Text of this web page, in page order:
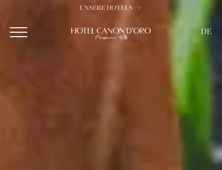
DE
UNSERE HOTELS